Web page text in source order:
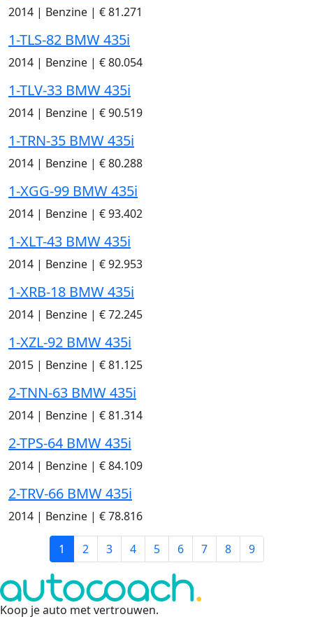
2014 | Benzine | € 81.271
1-TLS-82 BMW 435i
2014 | Benzine | € 80.054
1-TLV-33 BMW 435i
2014 | Benzine | € 90.519
1-TRN-35 BMW 435i
2014 | Benzine | € 80.288
1-XGG-99 BMW 435i
2014 | Benzine | € 93.402
1-XLT-43 BMW 435i
2014 | Benzine | € 92.953
1-XRB-18 BMW 435i
2014 | Benzine | € 72.245
1-XZL-92 BMW 435i
2015 | Benzine | € 81.125
2-TNN-63 BMW 435i
2014 | Benzine | € 81.314
2-TPS-64 BMW 435i
2014 | Benzine | € 84.109
2-TRV-66 BMW 435i
2014 | Benzine | € 78.816
1 2 3 4 5 6 7 8 9
Koop je auto met vertrouwen.